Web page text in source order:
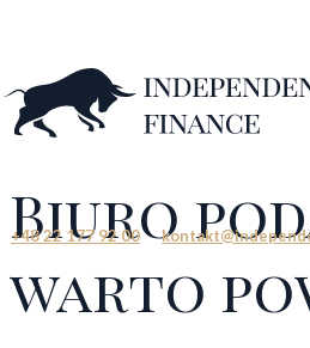
treści
+48 22 177 92 00
Biuro
warto